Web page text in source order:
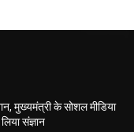
मुख्यमंत्री के सोशल मीडिया
संज्ञान